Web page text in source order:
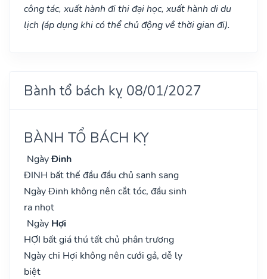
công tác, xuất hành đi thi đại học, xuất hành di du
lịch (áp dụng khi có thể chủ động về thời gian đi).
Bành tổ bách kỵ 08/01/2027
BÀNH TỔ BÁCH KỴ
NgàyĐinh
ĐINH bất thế đầu đầu chủ sanh sang
Ngày Đinh không nên cắt tóc, đầu sinh
ra nhọt
Ngày Hợi
HỢI bất giá thú tất chủ phân trương
Ngày chi Hợi không nên cưới gả, dễ ly
biệt